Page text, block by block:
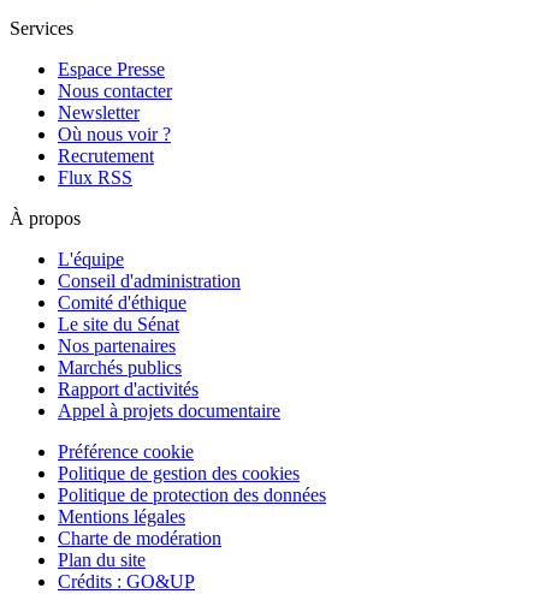
Services
Espace Presse
Nous contacter
Newsletter
Où nous voir ?
Recrutement
Flux RSS
À propos
L'équipe
Conseil d'administration
Comité d'éthique
Le site du Sénat
Nos partenaires
Marchés publics
Rapport d'activités
Appel à projets documentaire
Préférence cookie
Politique de gestion des cookies
Politique de protection des données
Mentions légales
Charte de modération
Plan du site
Crédits : GO&UP